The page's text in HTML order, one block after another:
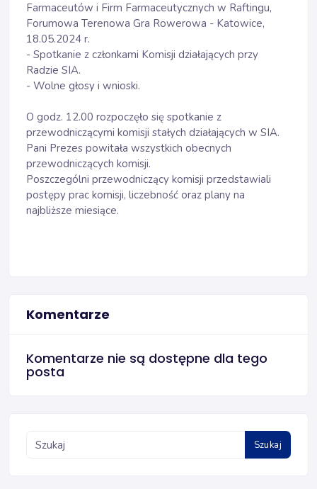
Farmaceutów i Firm Farmaceutycznych w Raftingu,
Forumowa Terenowa Gra Rowerowa - Katowice,
18.05.2024 r.
- Spotkanie z członkami Komisji działających przy
Radzie SIA.
- Wolne głosy i wnioski.
O godz. 12.00 rozpoczęło się spotkanie z
przewodniczącymi komisji stałych działających w SIA.
Pani Prezes powitała wszystkich obecnych
przewodniczących komisji.
Poszczególni przewodniczący komisji przedstawiali
postępy prac komisji, liczebność oraz plany na
najbliższe miesiące.
Komentarze
Komentarze nie są dostępne dla tego
posta
Szukaj